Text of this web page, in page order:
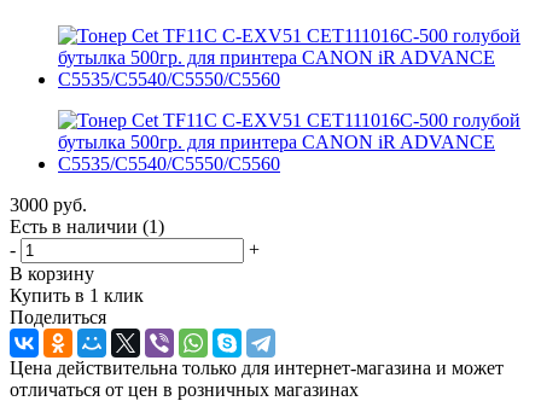
3000 руб.
Есть в наличии (1)
-
+
В корзину
Купить в 1 клик
Поделиться
Цена действительна только для интернет-магазина и может
отличаться от цен в розничных магазинах